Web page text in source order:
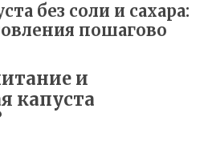
без соли и сахара:
пошагово
и
капуста